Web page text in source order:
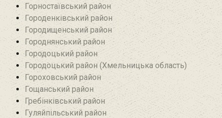
Горностаївський район‎
Городенківський район
Городищенський район‎
Городнянський район
Городоцький район
Городоцький район (Хмельницька область)
Гороховський район
Гощанський район
Гребінківський район
Гуляйпільський район‎